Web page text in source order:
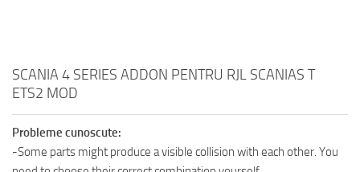
SCANIA 4 SERIES ADDON PENTRU RJL SCANIAS T
ETS2 MOD
Probleme cunoscute:
-Some parts might produce a visible collision with each other. You